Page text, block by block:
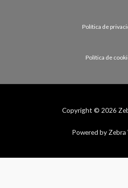
Política de
Política de
Copyright © 2026
Powered by Zebra